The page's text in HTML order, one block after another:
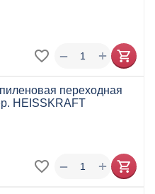
+
−
переходная
HEISSKRAFT
+
−